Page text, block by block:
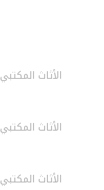
الأثاث المكتبي
الأثاث المكتبي
الأثاث المكتبي